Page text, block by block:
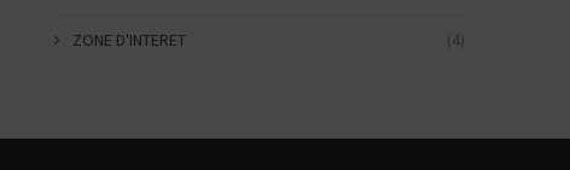
ZONE D'INTERET (4)